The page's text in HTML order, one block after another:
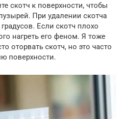
скотч к поверхности, чтобы
При удалении скотча
Если скотч плохо
нагреть его феном. Я тоже
оторвать скотч, но это часто
поверхности.